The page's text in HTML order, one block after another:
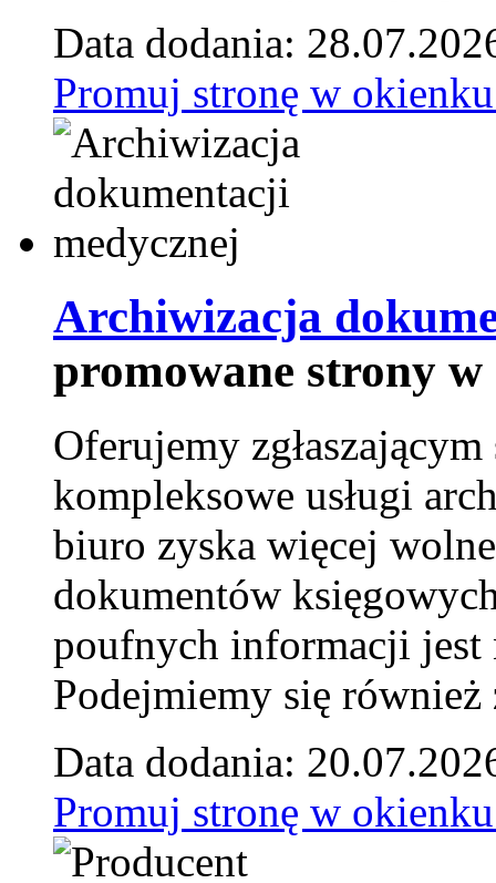
Data dodania:
Promuj stronę w
Archiwizacja
promowane strony
Oferujemy
kompleksowe usługi
biuro zyska więcej
dokumentów
poufnych informacji jest
Podejmiemy się
Data dodania:
Promuj stronę w